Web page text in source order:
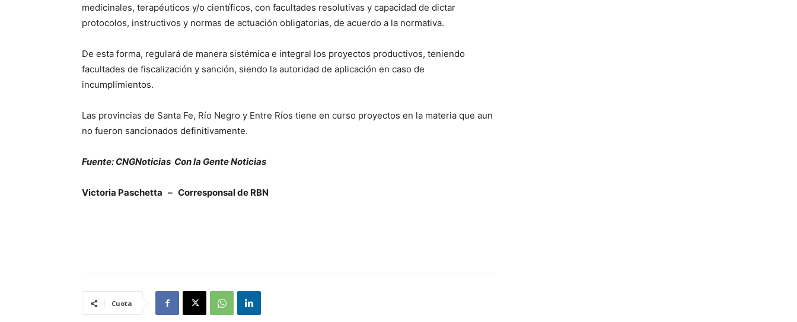
medicinales, terapéuticos y/o científicos, con facultades resolutivas y capacidad de dictar
protocolos, instructivos y normas de actuación obligatorias, de acuerdo a la normativa.
De esta forma, regulará de manera sistémica e integral los proyectos productivos, teniendo
facultades de fiscalización y sanción, siendo la autoridad de aplicación en caso de
incumplimientos.
Las provincias de Santa Fe, Río Negro y Entre Ríos tiene en curso proyectos en la materia que aun
no fueron sancionados definitivamente.
Fuente: CNGNoticias Con la Gente Noticias
Victoria Paschetta – Corresponsal de RBN
Cuota